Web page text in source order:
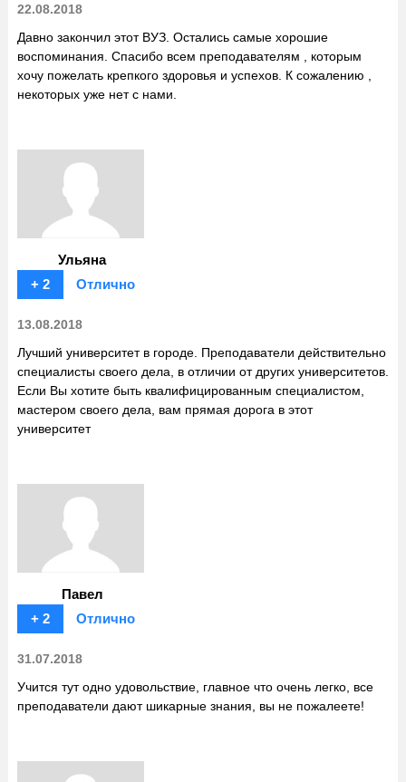
22.08.2018
Давно закончил этот ВУЗ. Остались самые хорошие
воспоминания. Спасибо всем преподавателям , которым
хочу пожелать крепкого здоровья и успехов. К сожалению ,
некоторых уже нет с нами.
Ульяна
+ 2
Отлично
13.08.2018
Лучший университет в городе. Преподаватели действительно
специалисты своего дела, в отличии от других университетов.
Если Вы хотите быть квалифицированным специалистом,
мастером своего дела, вам прямая дорога в этот
университет
Павел
+ 2
Отлично
31.07.2018
Учится тут одно удовольствие, главное что очень легко, все
преподаватели дают шикарные знания, вы не пожалеете!